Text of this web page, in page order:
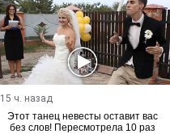
15 ч. назад
Этот танец невесты оставит вас
без слов! Пересмотрела 10 раз